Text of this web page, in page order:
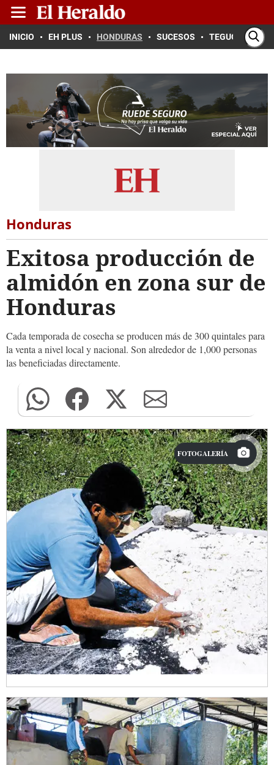
INICIO EH PLUS HONDURAS SUCESOS TEGUCIGALPA
Honduras
Exitosa producción de
almidón en zona sur de
Honduras
Cada temporada de cosecha se producen más de 300 quintales para
la venta a nivel local y nacional. Son alrededor de 1,000 personas
las beneficiadas directamente.
FOTOGALERÍA